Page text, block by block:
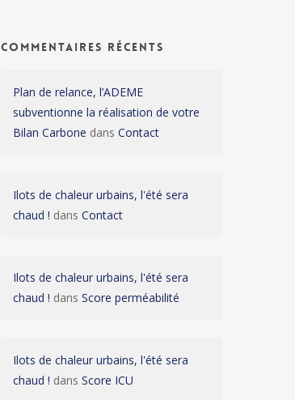
Commentaires récents
Plan de relance, l’ADEME
subventionne la réalisation de votre
Bilan Carbone dansContact
Ilots de chaleur urbains, l'été sera
chaud ! dansContact
Ilots de chaleur urbains, l'été sera
chaud ! dansScore perméabilité
Ilots de chaleur urbains, l'été sera
chaud ! dansScore ICU